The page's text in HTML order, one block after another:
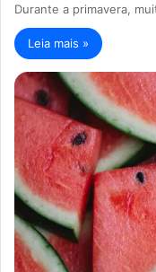
Durante a primavera,
Leia mais »